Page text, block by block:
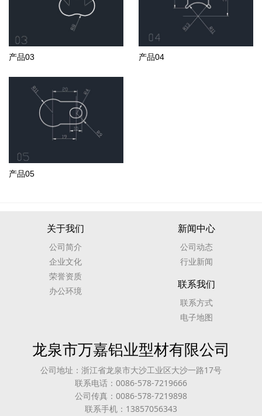
产品03 产品04
产品05
关于我们
公司简介
企业文化
荣誉资质
办公环境
新闻中心
公司动态
行业新闻
联系我们
联系方式
电子地图
龙泉市万嘉铝业型材有限公司
公司地址：浙江省龙泉市大沙工业区大沙一路17号
联系电话：0086-578-7219666
公司传真：0086-578-7219898
联系手机：13857056343